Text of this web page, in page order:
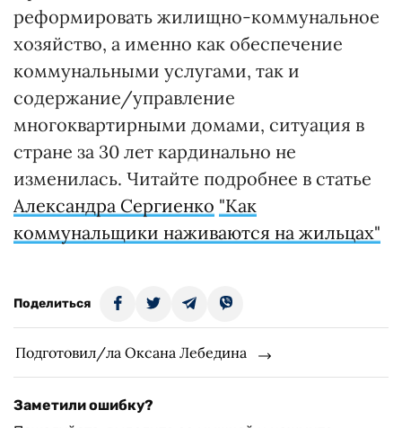
реформировать жилищно-коммунальное
хозяйство, а именно как обеспечение
коммунальными услугами, так и
содержание/управление
многоквартирными домами, ситуация в
стране за 30 лет кардинально не
изменилась. Читайте подробнее в статье
Александра Сергиенко "Как
коммунальщики наживаются на жильцах"
Поделиться
Подготовил/ла Оксана Лебедина
Заметили ошибку?